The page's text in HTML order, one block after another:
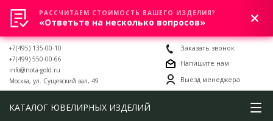
0
+7(495) 135-00-10
+7(499) 550-00-66
info@nota-gold.ru
Москва, ул. Сущевский вал, 49
Заказать звонок
Напишите нам
Выезд менеджера
КАТАЛОГ ЮВЕЛИРНЫХ ИЗДЕЛИЙ
РАССЧИТАЕМ СТОИМОСТЬ ВАШЕГО ИЗДЕЛИЯ?
«Ответьте на несколько вопросов»